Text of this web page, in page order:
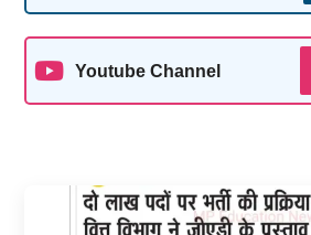
Youtube Channel